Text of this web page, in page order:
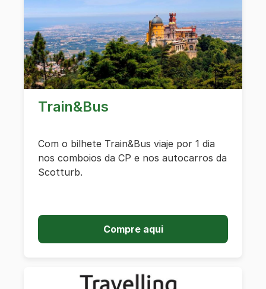
Train&Bus
Com o bilhete Train&Bus viaje por 1 dia
nos comboios da CP e nos autocarros da
Scotturb.
Compre aqui